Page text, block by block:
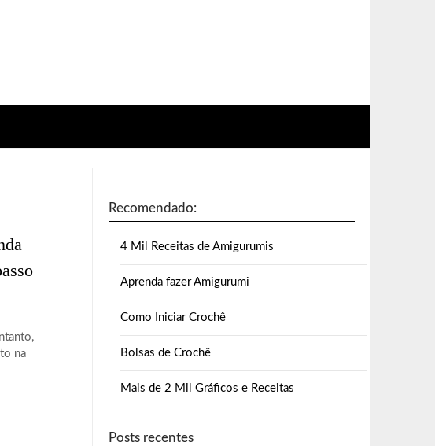
na
Recomendado:
4 Mil Receitas de Amigurumis
Aprenda fazer Amigurumi
Como Iniciar Crochê
Bolsas de Crochê
Mais de 2 Mil Gráficos e Receitas
Posts recentes